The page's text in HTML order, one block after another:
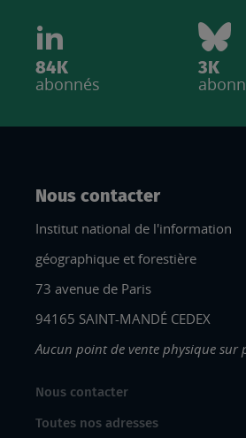
84K
abonnés
3K
Nous contacter
Institut national de l'information
géographique et forestière
73 avenue de Paris
94165 SAINT-MANDÉ CEDEX
Aucun point de vente physique sur
Nous contacter
Toutes nos adresses